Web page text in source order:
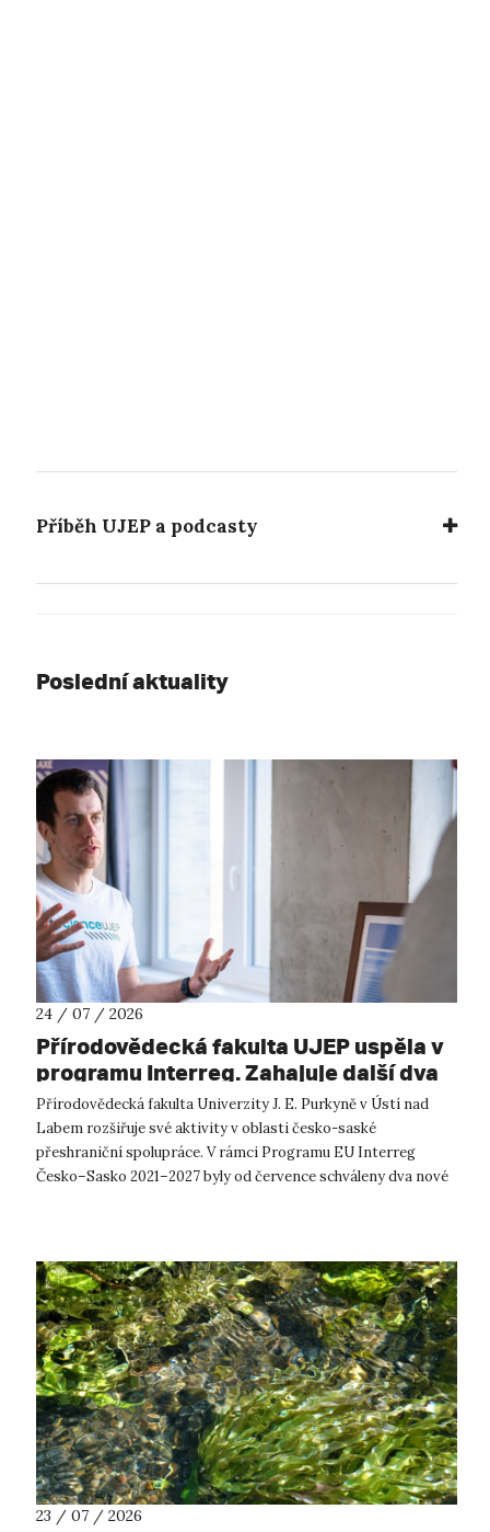
Příběh UJEP a podcasty
Poslední aktuality
24 / 07 / 2026
Přírodovědecká fakulta UJEP uspěla v
programu Interreg. Zahajuje další dva
přeshraniční projekty se saskými
partnery
Přírodovědecká fakulta Univerzity J. E. Purkyně v Ústí nad
Labem rozšiřuje své aktivity v oblasti česko-saské
přeshraniční spolupráce. V rámci Programu EU Interreg
Česko–Sasko 2021–2027 byly od července schváleny dva nové
23 / 07 / 2026